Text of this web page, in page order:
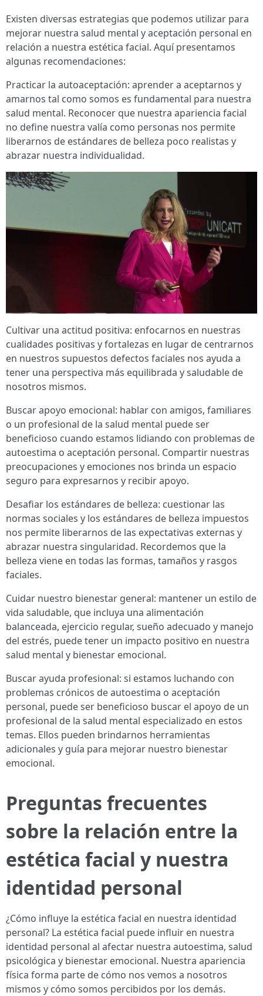
Existen diversas estrategias que podemos utilizar para
mejorar nuestra salud mental y aceptación personal en
relación a nuestra estética facial. Aquí presentamos
algunas recomendaciones:
Practicar la autoaceptación: aprender a aceptarnos y
amarnos tal como somos es fundamental para nuestra
salud mental. Reconocer que nuestra apariencia facial
no define nuestra valía como personas nos permite
liberarnos de estándares de belleza poco realistas y
abrazar nuestra individualidad.
Cultivar una actitud positiva: enfocarnos en nuestras
cualidades positivas y fortalezas en lugar de centrarnos
en nuestros supuestos defectos faciales nos ayuda a
tener una perspectiva más equilibrada y saludable de
nosotros mismos.
Buscar apoyo emocional: hablar con amigos, familiares
o un profesional de la salud mental puede ser
beneficioso cuando estamos lidiando con problemas de
autoestima o aceptación personal. Compartir nuestras
preocupaciones y emociones nos brinda un espacio
seguro para expresarnos y recibir apoyo.
Desafiar los estándares de belleza: cuestionar las
normas sociales y los estándares de belleza impuestos
nos permite liberarnos de las expectativas externas y
abrazar nuestra singularidad. Recordemos que la
belleza viene en todas las formas, tamaños y rasgos
faciales.
Cuidar nuestro bienestar general: mantener un estilo de
vida saludable, que incluya una alimentación
balanceada, ejercicio regular, sueño adecuado y manejo
del estrés, puede tener un impacto positivo en nuestra
salud mental y bienestar emocional.
Buscar ayuda profesional: si estamos luchando con
problemas crónicos de autoestima o aceptación
personal, puede ser beneficioso buscar el apoyo de un
profesional de la salud mental especializado en estos
temas. Ellos pueden brindarnos herramientas
adicionales y guía para mejorar nuestro bienestar
emocional.
Preguntas frecuentes
sobre la relación entre la
estética facial y nuestra
identidad personal
¿Cómo influye la estética facial en nuestra identidad
personal? La estética facial puede influir en nuestra
identidad personal al afectar nuestra autoestima, salud
psicológica y bienestar emocional. Nuestra apariencia
física forma parte de cómo nos vemos a nosotros
mismos y cómo somos percibidos por los demás.